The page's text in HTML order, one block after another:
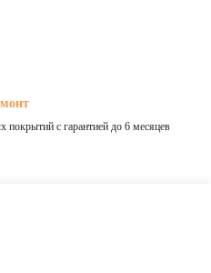
с гарантией до 6 месяцев